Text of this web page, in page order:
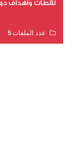
لقطات وأهداف
عدد الملفات 5